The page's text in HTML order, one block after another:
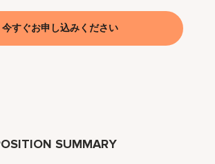
SUMMARY
今すぐお申し込みください